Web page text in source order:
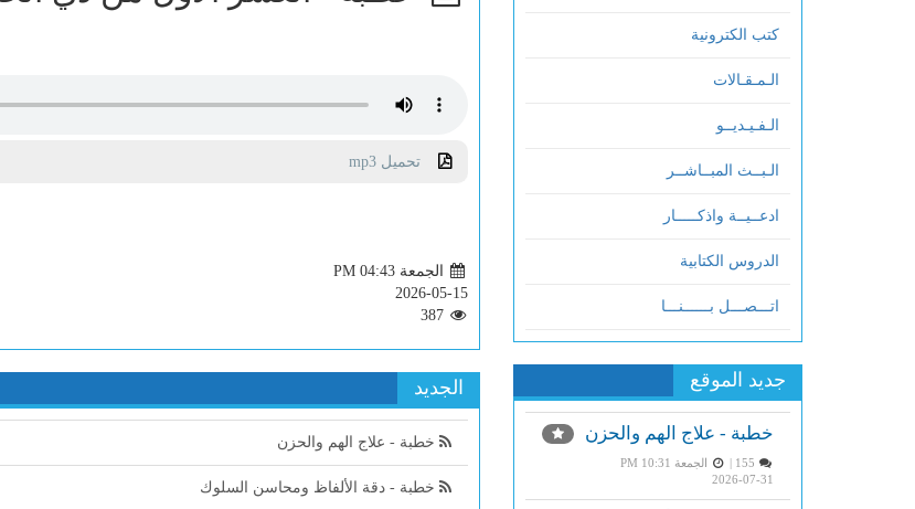
كتب الكترونية
الـمـقـالات
الـفـيـديــو
الـبــث المبــاشــر
ادعــيــة واذكـــــار
الدروس الكتابية
اتـــصـــل بــــــنـــا
جديد الموقع
خطبة - علاج الهم والحزن
الجمعة PM 10:31
2026-07-31
تحميل mp3
الجمعة PM 04:43
2026-05-15
387
الجديد
خطبة - علاج الهم والحزن
خطبة - دقة الألفاظ ومحاسن السلوك